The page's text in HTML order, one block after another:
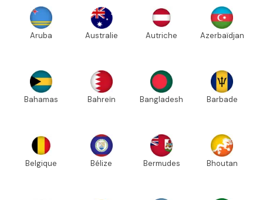
Aruba Australie Autriche Azerbaïdjan
Bahamas Bahreïn Bangladesh Barbade
Belgique Bélize Bermudes Bhoutan